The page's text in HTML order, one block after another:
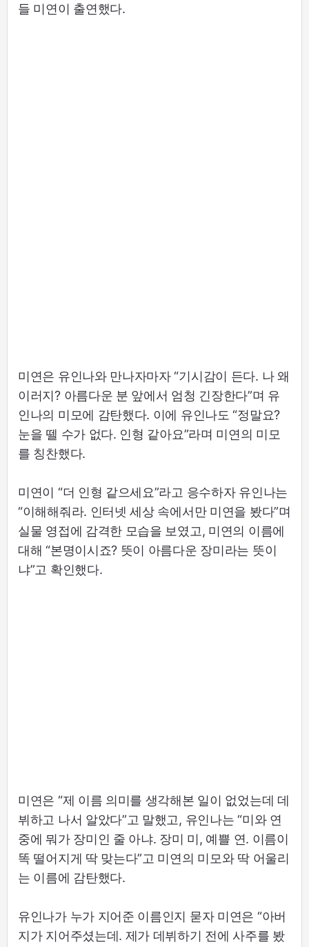
들 미연이 출연했다.
미연은 유인나와 만나자마자 “기시감이 든다. 나 왜
이러지? 아름다운 분 앞에서 엄청 긴장한다”며 유
인나의 미모에 감탄했다. 이에 유인나도 “정말요?
눈을 뗄 수가 없다. 인형 같아요”라며 미연의 미모
를 칭찬했다.
미연이 “더 인형 같으세요”라고 응수하자 유인나는
“이해해줘라. 인터넷 세상 속에서만 미연을 봤다”며
실물 영접에 감격한 모습을 보였고, 미연의 이름에
대해 “본명이시죠? 뜻이 아름다운 장미라는 뜻이
냐”고 확인했다.
미연은 “제 이름 의미를 생각해본 일이 없었는데 데
뷔하고 나서 알았다”고 말했고, 유인나는 “미와 연
중에 뭐가 장미인 줄 아냐. 장미 미, 예쁠 연. 이름이
똑 떨어지게 딱 맞는다”고 미연의 미모와 딱 어울리
는 이름에 감탄했다.
유인나가 누가 지어준 이름인지 묻자 미연은 “아버
지가 지어주셨는데. 제가 데뷔하기 전에 사주를 봤